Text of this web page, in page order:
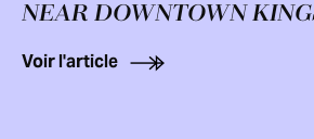
NEAR DOWNTOWN
Voir l'article